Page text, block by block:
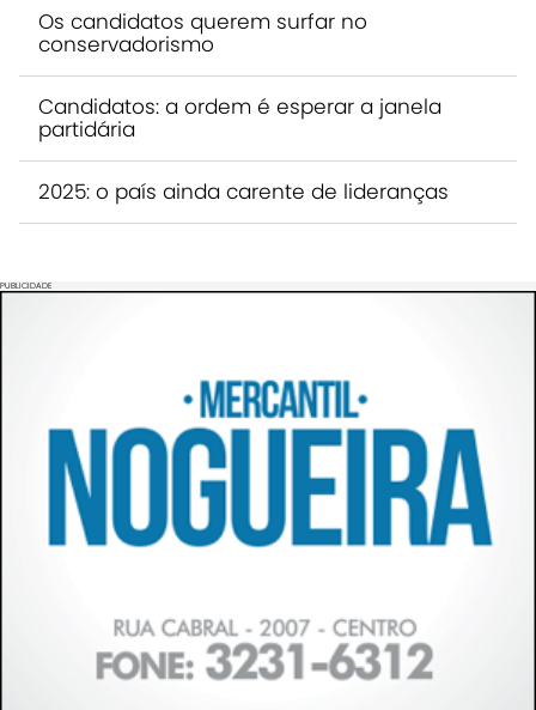
Os candidatos querem surfar no
conservadorismo
Candidatos: a ordem é esperar a janela
partidária
2025: o país ainda carente de lideranças
PUBLICIDADE